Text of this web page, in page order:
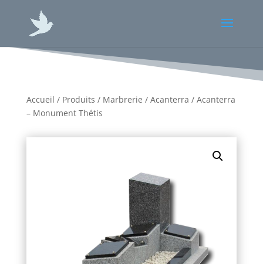
Accueil / Produits / Marbrerie / Acanterra / Acanterra
– Monument Thétis